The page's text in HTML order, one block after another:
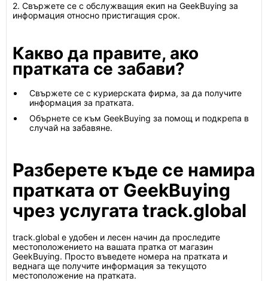
2. Свържете се с обслужващия екип на GeekBuying за
информация относно пристигащия срок.
Какво да правите, ако
пратката се забави?
Свържете се с куриерската фирма, за да получите
информация за пратката.
Обърнете се към GeekBuying за помощ и подкрепа в
случай на забавяне.
Разберете къде се намира
пратката от GeekBuying
чрез услугата track.global
track.global е удобен и лесен начин да проследите
местоположението на вашата пратка от магазин
GeekBuying. Просто въведете номера на пратката и
веднага ще получите информация за текущото
местоположение на пратката.